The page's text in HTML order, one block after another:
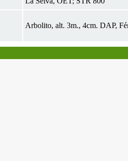
Arbolito, alt. 3m., 4cm. DAP,